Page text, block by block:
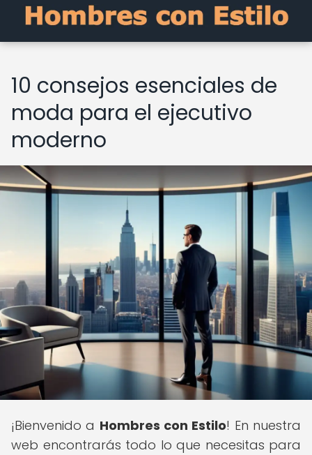
10 consejos esenciales de
moda para el ejecutivo
moderno
¡Bienvenido a Hombres con Estilo! En nuestra
web encontrarás todo lo que necesitas para